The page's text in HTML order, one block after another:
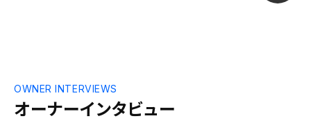
オーナーインタビュー
OWNER INTERVIEWS